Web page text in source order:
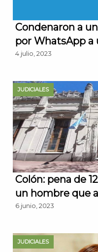
Condenaron a
por WhatsApp a
4 julio, 2023
JUDICIALES
Colón: pena de
un hombre que
6 junio, 2023
JUDICIALES